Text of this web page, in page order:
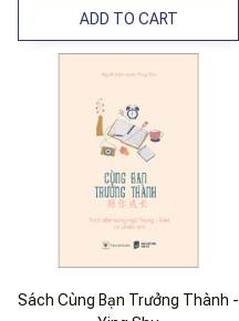
ADD TO CART
Sách Cùng Bạn Trưởng Thành -